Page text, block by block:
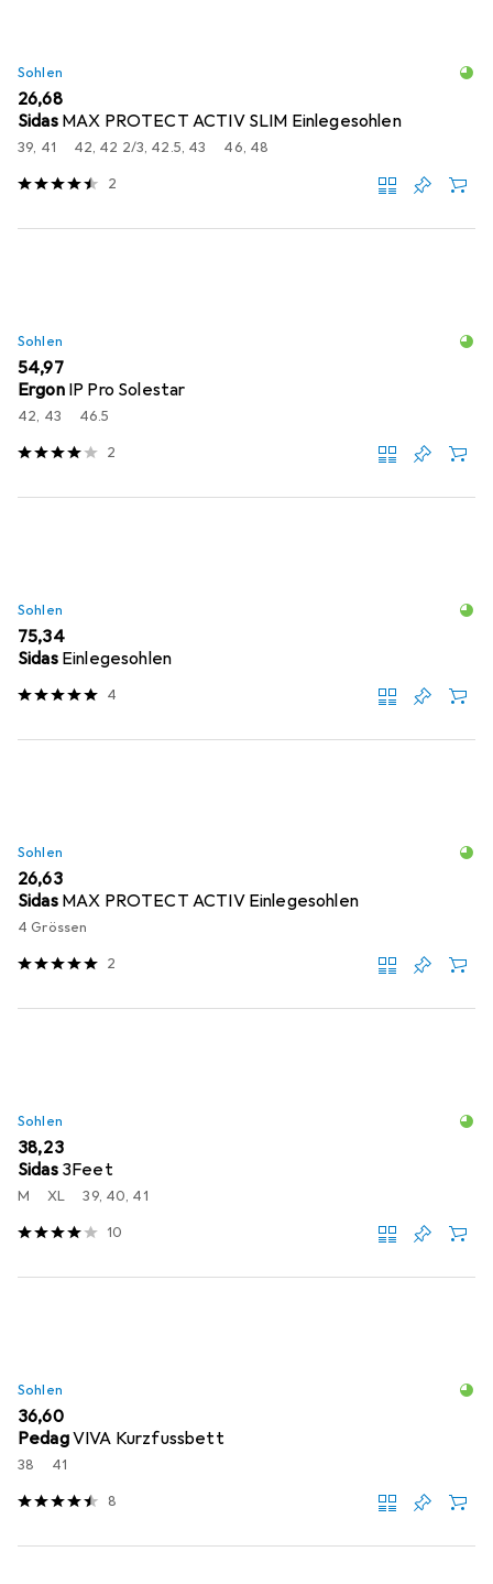
Sohlen
EUR
26,68
Sidas MAX PROTECT ACTIV SLIM Einlegesohlen
39, 41 42, 42 2/3, 42.5, 43 46, 48
2
Sohlen
EUR
54,97
Ergon IP Pro Solestar
42, 43 46.5
2
Sohlen
EUR
75,34
Sidas Einlegesohlen
4
Sohlen
EUR
26,63
Sidas MAX PROTECT ACTIV Einlegesohlen
4 Grössen
2
Sohlen
EUR
38,23
Sidas 3Feet
M XL 39, 40, 41
10
Sohlen
EUR
36,60
PedagVIVA Kurzfussbett
38 41
8